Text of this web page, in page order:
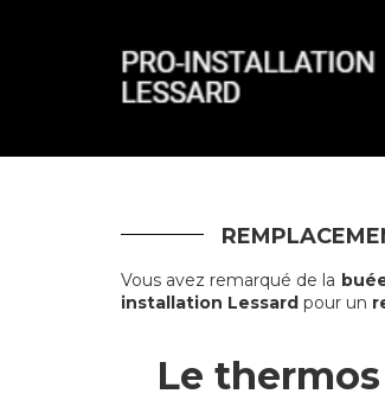
Vous avez remarqué de la
installation Lessard pour un
Le